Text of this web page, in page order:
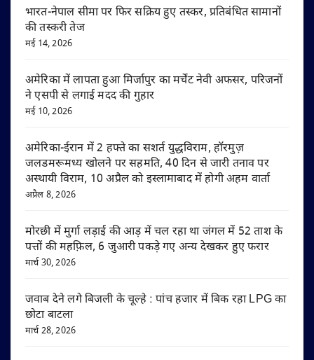
भारत-नेपाल सीमा पर फिर सक्रिय हुए तस्कर, प्रतिबंधित सामानों
की तस्करी तेज
मई 14, 2026
अमेरिका में लापता हुआ मिर्जापुर का मर्चेंट नेवी अफसर, परिजनों
ने एसपी से लगाई मदद की गुहार
मई 10, 2026
अमेरिका-ईरान में 2 हफ्ते का सशर्त युद्धविराम, हॉरमुज़
जलडमरूमध्य खोलने पर सहमति, 40 दिन से जारी तनाव पर
अस्थायी विराम, 10 अप्रैल को इस्लामाबाद में होगी अहम वार्ता
अप्रैल 8, 2026
मोरछी में मुर्गा लड़ाई की आड़ में चल रहा था जंगल में 52 ताश के
पत्तों की महफ़िल, 6 जुआरी पकड़े गए अन्य देखकर हुए फरार
मार्च 30, 2026
जवाब देने लगे बिजली के चूल्हे : पांच हजार में बिक रहा LPG का
छोटा बाटला
मार्च 28, 2026